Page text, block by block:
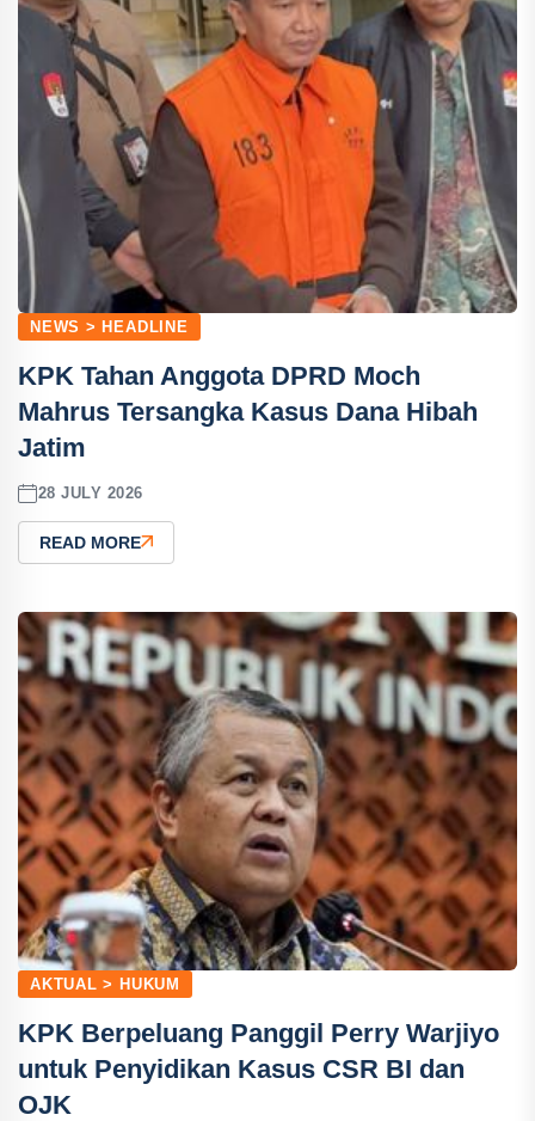
NEWS > HEADLINE
KPK Tahan Anggota DPRD Moch
Mahrus Tersangka Kasus Dana Hibah
Jatim
28 JULY 2026
READ MORE
AKTUAL > HUKUM
KPK Berpeluang Panggil Perry Warjiyo
untuk Penyidikan Kasus CSR BI dan
OJK